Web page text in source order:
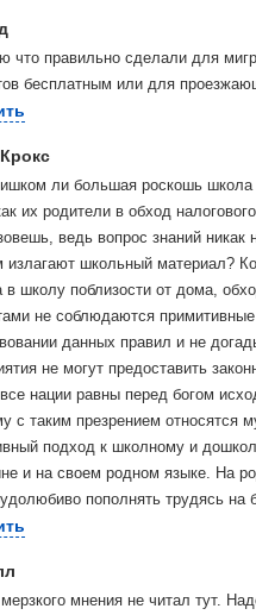
что правильно сделали для
бесплатным или для
ли большая роскошь школа
их родители в обход
ведь вопрос знаний никак
излагают школьный материал?
в школу поблизости от дома,
не соблюдаются
данных правил и не
не могут предоставить
все нации равны перед богом
с таким презрением
подход к школному и
и на своем родном языке. На
пополнять трудясь на
мнения не читал тут.